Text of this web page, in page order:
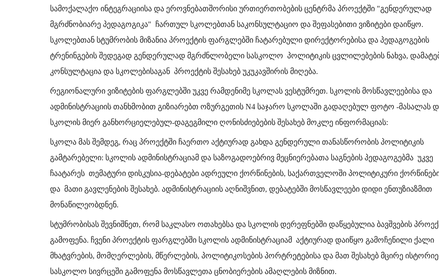
სამოქალაქო ინტეგრაციისა და ეროვნებათშორისი ურთიერთობების ცენტრმა პროექტში "გენდერულად
მგრძნობიარე პედაგოგიკა" ჩართულ სკოლებთან საკონსულტაციო და შეფასებითი ვიზიტები დაიწყო.
სკოლებთან სტუმრობის მიზანია პროექტის ფარგლებში ჩატარებული დირექტორებისა და პედაგოგების
ტრენინგების შედეგად გენდერულად მგრძნლობელი სასკოლო პოლიტიკის ცვლილებების ნახვა,
კონსულტაცია და სკოლებისაგან პროექტის შესახებ უკუკავშირის მიღება.
რეგიონალური ვიზიტების ფარგლებში უკვე რამდენიმე სკოლას ვესტუმრეთ. სკოლის მოსწავლეებისა და
ადმინისტრაციის თანხმობით გიზიარებთ ოზურგეთის N4 საჯარო სკოლაში გადაღებულ ფოტო -მასალას
სკოლის მიერ განხორციელებულ-დაგეგმილი ღონისძიებების შესახებ მოკლე ინფორმაციას:
სკოლა მას შემდეგ, რაც პროექტში ჩაერთო აქტიურად გახდა გენდერული თანასწორობის პოლიტიკის
გამტარებელი: სკოლის ადმინისტრაციამ და საზოგადოებრივ მეცნიერებათა საგნების პედაგოგებმა უკვე
ჩაატარეს თემატური დისკუსია-დებატები ადრეული ქორწინების, საქართველოში პოლიტიკური
და მათი გავლენების შესახებ. ადმინისტრაციის აღნიშვნით, დებატებში მოსწავლეები დიდი ენთუზიაზმით
მონაწილეობდნენ.
სტუმრობისას შევნიშნეთ, რომ საკლასო ოთახებსა და სკოლის დერეფნებში დაწყებულია ბავშვების
გამოფენა. ჩვენი პროექტის ფარგლებში სკოლის ადმინისტრაციამ აქტიურად დაიწყო გამოჩენილი ქალი
მხატვრების, მომღერლების, მწერლების, პოლიტიკოსების პორტრეტებისა და მათ შესახებ მცირე
სასკოლო სივრცეში გამოფენა მოსწავლეთა ცნობიერების ამაღლების მიზნით.